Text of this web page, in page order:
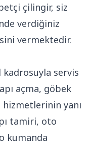
çilingir, siz
verdiğiniz
vermektedir.
kadrosuyla servis
açma, göbek
yanı
tamiri, oto
kumanda